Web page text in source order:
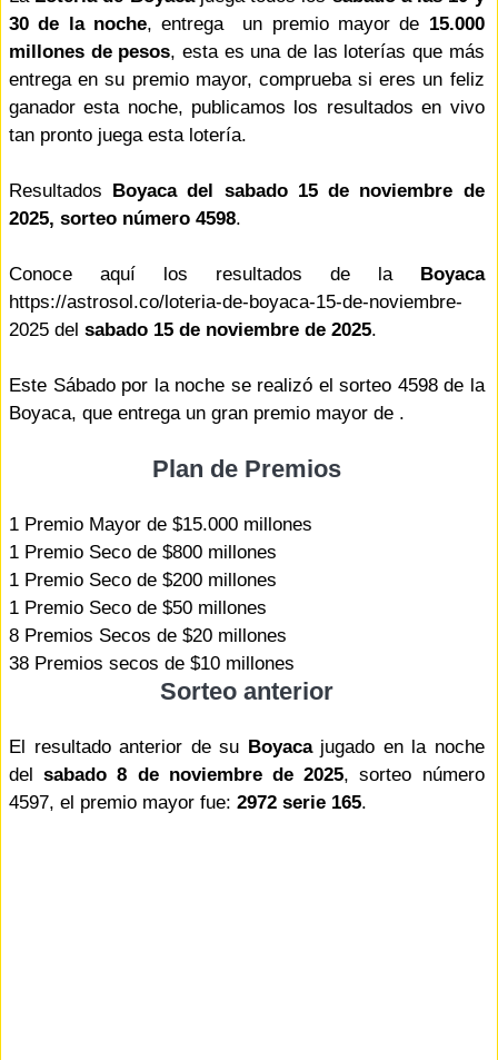
30 de la noche, entrega un premio mayor de 15.000
millones de pesos, esta es una de las loterías que más
entrega en su premio mayor, comprueba si eres un feliz
ganador esta noche, publicamos los resultados en vivo
tan pronto juega esta lotería.
Resultados Boyaca del sabado 15 de noviembre de
2025, sorteo número 4598.
Conoce aquí los resultados de la Boyaca
https://astrosol.co/loteria-de-boyaca-15-de-noviembre-
2025 del sabado 15 de noviembre de 2025.
Este Sábado por la noche se realizó el sorteo 4598 de la
Boyaca, que entrega un gran premio mayor de .
Plan de Premios
1 Premio Mayor de $15.000 millones
1 Premio Seco de $800 millones
1 Premio Seco de $200 millones
1 Premio Seco de $50 millones
8 Premios Secos de $20 millones
38 Premios secos de $10 millones
Sorteo anterior
El resultado anterior de su Boyacajugado en la noche
delsabado 8 de noviembre de 2025, sorteo número
4597, el premio mayor fue: 2972 serie 165.